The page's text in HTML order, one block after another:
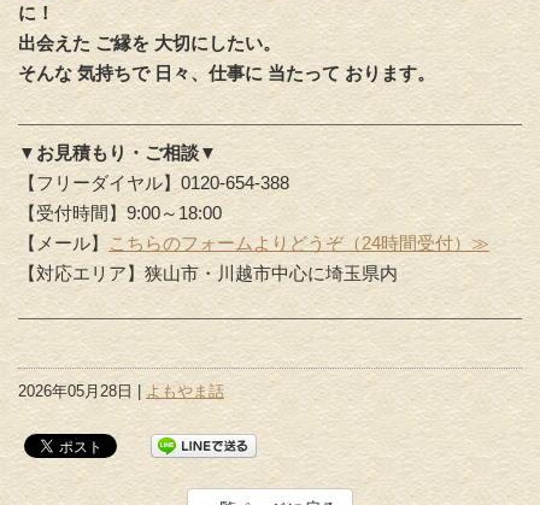
に！
出会えた ご縁を 大切にしたい。
そんな 気持ちで 日々、仕事に 当たって おります。
▼お見積もり・ご相談▼
【フリーダイヤル】0120-654-388
【受付時間】9:00～18:00
【メール】
こちらのフォームよりどうぞ（24時間受付）≫
【対応エリア】狭山市・川越市中心に埼玉県内
2026年05月28日 |よもやま話